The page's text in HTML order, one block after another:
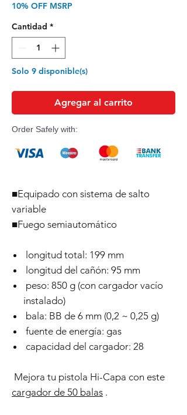
10% OFF MSRP
Cantidad *
Solo 9 disponible(s)
Agregar al carrito
Order Safely with:
■Equipado con sistema de salto
variable
■Fuego semiautomático
longitud total: 199 mm
longitud del cañón: 95 mm
peso: 850 g (con cargador vacío
instalado)
bala: BB de 6 mm (0,2 ~ 0,25 g)
fuente de energía: gas
capacidad del cargador: 28
Mejora tu pistola Hi-Capa con este
cargador de 50 balas .